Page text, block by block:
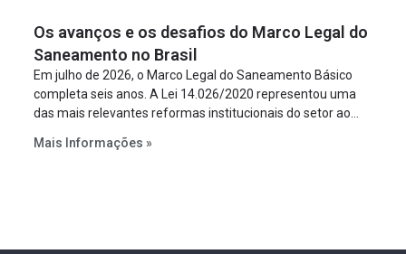
projeto a projeto.
Os avanços e os desafios do Marco Legal do
Saneamento no Brasil
Em julho de 2026, o Marco Legal do Saneamento Básico
completa seis anos. A Lei 14.026/2020 representou uma
das mais relevantes reformas institucionais do setor ao
serviços, ampliar a participação da iniciativa privada,
Mais Informações »